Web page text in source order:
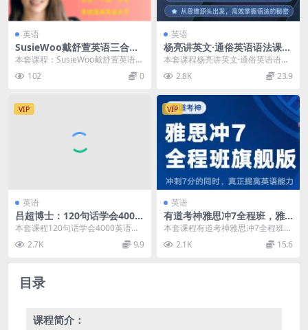
英语
SusieWoo戴舒萱英语三合一
课程 价值299元
本套课程：SusieWoo戴舒萱英语三
合一课程，课程官方售价299元，
内容共10...
102 0
英语
杨亮讲英文·通俗英语语法课，
初级+中级+高级百度云 价值1
本套课程杨亮讲英文·通俗英语语法
课，课程官方售价1398元，由杨亮
老师主讲，课程...
2.8K 23.9
VIP
英语
吕超博士：120句话学会4000
英语单词，音频+视频版(24.8
本套课程120句话学会4000英语单
词，课程官方售价千元，由吕超博
士主讲，本课程...
2.7K 9.9
VIP
英语
有道考神雅思冲7全程班，雅
思考试培训课程(36G) 价值56
本套课程有道考神雅思冲7全程班，
课程官方售价5699元，课程包含基
础阶段、强化阶...
2.1K 15.6
目录
课程简介：